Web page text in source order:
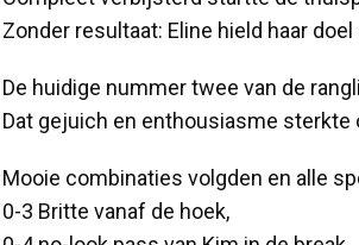
Zonder resultaat: Eline hield haar
De huidige nummer twee van de
Dat gejuich en enthousiasme sterkte
Mooie combinaties volgden en alle
0-3 Britte vanaf de hoek,